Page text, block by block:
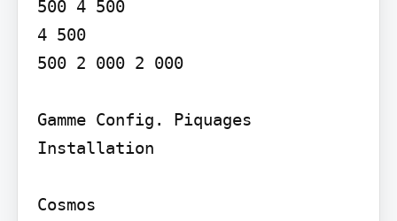
500 4 500
4 500
500 2 000 2 000
Gamme Config. Piquages
Installation
Cosmos